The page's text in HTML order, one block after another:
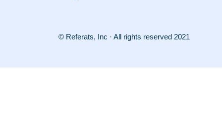
© Referats, Inc · All rights reserved 2021